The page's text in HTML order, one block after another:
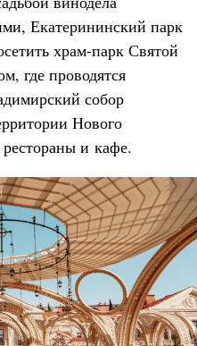
Екатерининский парк
храм-парк Святой
где проводятся
собор
Нового
и кафе.